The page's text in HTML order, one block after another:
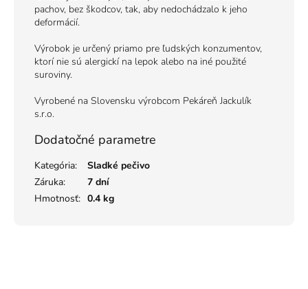
pachov, bez škodcov, tak, aby nedochádzalo k jeho
deformácií.
Výrobok je určený priamo pre ľudských konzumentov,
ktorí nie sú alergickí na lepok alebo na iné použité
suroviny.
Vyrobené na Slovensku výrobcom Pekáreň Jackulík
s.r.o.
Dodatočné parametre
Kategória:
Sladké pečivo
Záruka:
7 dní
Hmotnosť: 0.4 kg